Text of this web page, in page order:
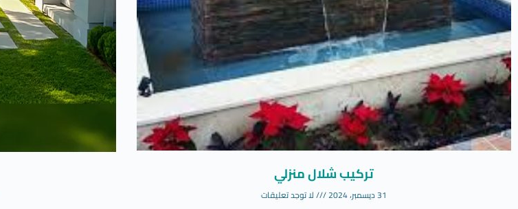
تركيب شلال منزلي
31 ديسمبر، 2024 لا توجد تعليقات